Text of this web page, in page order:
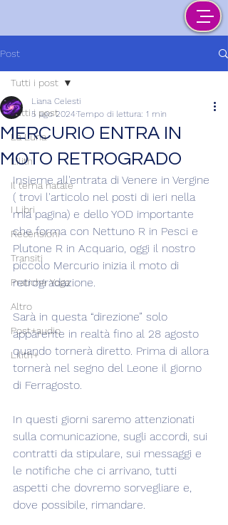
Post
Tutti i post
La Luna
Lilith
Il tema natale
I Libri
Recensioni
Transiti
Pratiche Yoga
Altro
Post+audio
Lilith+
Tutti i post
MERCURIO ENTRA IN
MOTO RETROGRADO
Liana Celesti
5 ago 2024Tempo di lettura: 1 min
Insieme all'entrata di Venere in Vergine
( trovi l'articolo nel posti di ieri nella
mia pagina) e dello YOD importante
che forma con Nettuno R in Pesci e
Plutone R in Acquario, oggi il nostro
piccolo Mercurio inizia il moto di
retrogradazione.
Sarà in questa “direzione” solo
apparente in realtà fino al 28 agosto
quando tornerà diretto. Prima di allora
tornerà nel segno del Leone il giorno
di Ferragosto.
In questi giorni saremo attenzionati
sulla comunicazione, sugli accordi, sui
contratti da stipulare, sui messaggi e
le notifiche che ci arrivano, tutti
aspetti che dovremo sorvegliare e,
dove possibile, rimandare.